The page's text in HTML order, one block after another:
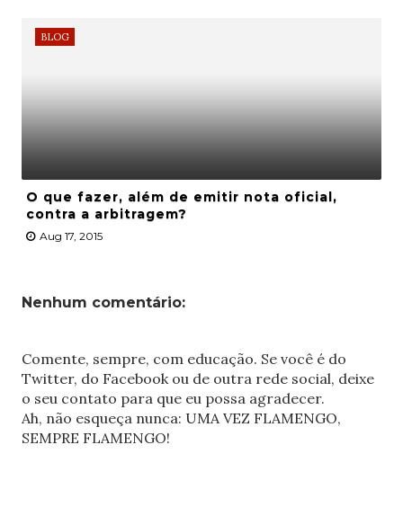
BLOG
O que fazer, além de emitir nota oficial,
contra a arbitragem?
Aug 17, 2015
Nenhum comentário:
Comente, sempre, com educação. Se você é do
Twitter, do Facebook ou de outra rede social, deixe
o seu contato para que eu possa agradecer.
Ah, não esqueça nunca: UMA VEZ FLAMENGO,
SEMPRE FLAMENGO!